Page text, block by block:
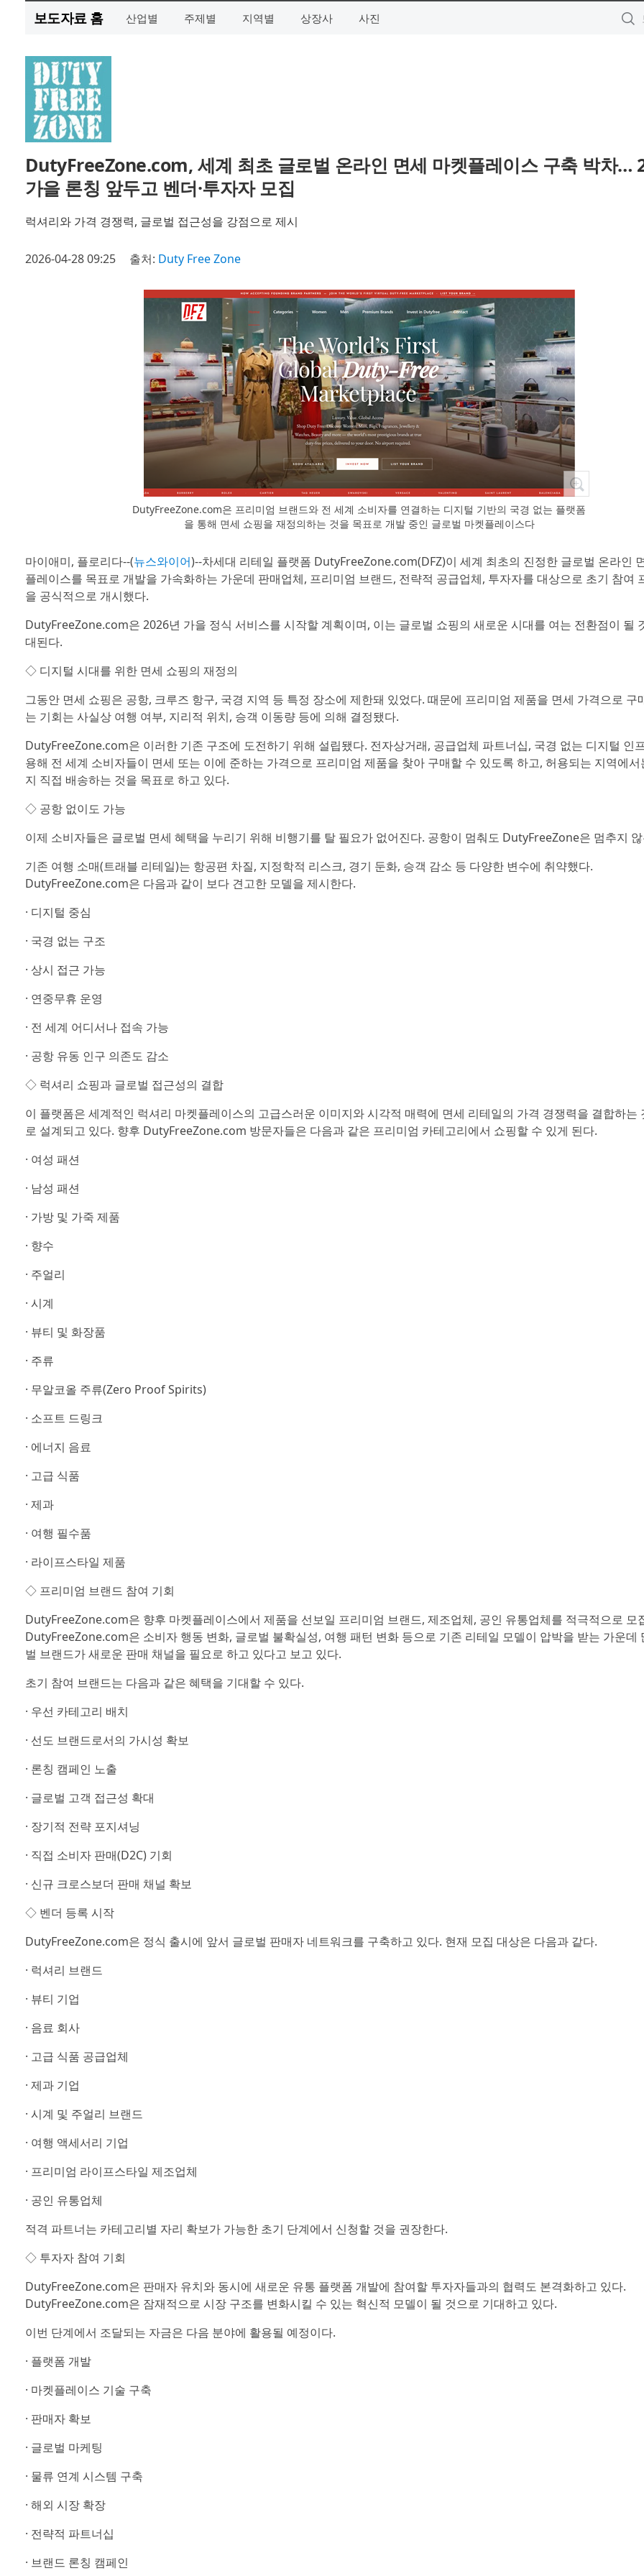
보도자료 홈 산업별 주제별 지역별 상장사 사진
DutyFreeZone.com, 세계 최초 글로벌 온라인 면세 마켓플레이스 구축 박차…
가을 론칭 앞두고 벤더·투자자 모집
럭셔리와 가격 경쟁력, 글로벌 접근성을 강점으로 제시
2026-04-28 09:25 출처: Duty Free Zone
DutyFreeZone.com은 프리미엄 브랜드와 전 세계 소비자를 연결하는 디지털 기반의 국경 없는 플랫폼
을 통해 면세 쇼핑을 재정의하는 것을 목표로 개발 중인 글로벌 마켓플레이스다
마이애미, 플로리다--(뉴스와이어)--차세대 리테일 플랫폼 DutyFreeZone.com(DFZ)이 세계 최초의 진정한 글로벌 온라인
플레이스를 목표로 개발을 가속화하는 가운데 판매업체, 프리미엄 브랜드, 전략적 공급업체, 투자자를 대상으로 초기 참여
을 공식적으로 개시했다.
DutyFreeZone.com은 2026년 가을 정식 서비스를 시작할 계획이며, 이는 글로벌 쇼핑의 새로운 시대를 여는 전환점이 될
대된다.
◇ 디지털 시대를 위한 면세 쇼핑의 재정의
그동안 면세 쇼핑은 공항, 크루즈 항구, 국경 지역 등 특정 장소에 제한돼 있었다. 때문에 프리미엄 제품을 면세 가격으로 구
는 기회는 사실상 여행 여부, 지리적 위치, 승객 이동량 등에 의해 결정됐다.
DutyFreeZone.com은 이러한 기존 구조에 도전하기 위해 설립됐다. 전자상거래, 공급업체 파트너십, 국경 없는 디지털 인
용해 전 세계 소비자들이 면세 또는 이에 준하는 가격으로 프리미엄 제품을 찾아 구매할 수 있도록 하고, 허용되는 지역에서
지 직접 배송하는 것을 목표로 하고 있다.
◇ 공항 없이도 가능
이제 소비자들은 글로벌 면세 혜택을 누리기 위해 비행기를 탈 필요가 없어진다. 공항이 멈춰도 DutyFreeZone은 멈추지
기존 여행 소매(트래블 리테일)는 항공편 차질, 지정학적 리스크, 경기 둔화, 승객 감소 등 다양한 변수에 취약했다.
DutyFreeZone.com은 다음과 같이 보다 견고한 모델을 제시한다.
· 디지털 중심
· 국경 없는 구조
· 상시 접근 가능
· 연중무휴 운영
· 전 세계 어디서나 접속 가능
· 공항 유동 인구 의존도 감소
◇ 럭셔리 쇼핑과 글로벌 접근성의 결합
이 플랫폼은 세계적인 럭셔리 마켓플레이스의 고급스러운 이미지와 시각적 매력에 면세 리테일의 가격 경쟁력을 결합하는
로 설계되고 있다. 향후 DutyFreeZone.com 방문자들은 다음과 같은 프리미엄 카테고리에서 쇼핑할 수 있게 된다.
· 여성 패션
· 남성 패션
· 가방 및 가죽 제품
· 향수
· 주얼리
· 시계
· 뷰티 및 화장품
· 주류
· 무알코올 주류(Zero Proof Spirits)
· 소프트 드링크
· 에너지 음료
· 고급 식품
· 제과
· 여행 필수품
· 라이프스타일 제품
◇ 프리미엄 브랜드 참여 기회
DutyFreeZone.com은 향후 마켓플레이스에서 제품을 선보일 프리미엄 브랜드, 제조업체, 공인 유통업체를 적극적으로 모
DutyFreeZone.com은 소비자 행동 변화, 글로벌 불확실성, 여행 패턴 변화 등으로 기존 리테일 모델이 압박을 받는 가운데
벌 브랜드가 새로운 판매 채널을 필요로 하고 있다고 보고 있다.
초기 참여 브랜드는 다음과 같은 혜택을 기대할 수 있다.
· 우선 카테고리 배치
· 선도 브랜드로서의 가시성 확보
· 론칭 캠페인 노출
· 글로벌 고객 접근성 확대
· 장기적 전략 포지셔닝
· 직접 소비자 판매(D2C) 기회
· 신규 크로스보더 판매 채널 확보
◇ 벤더 등록 시작
DutyFreeZone.com은 정식 출시에 앞서 글로벌 판매자 네트워크를 구축하고 있다. 현재 모집 대상은 다음과 같다.
· 럭셔리 브랜드
· 뷰티 기업
· 음료 회사
· 고급 식품 공급업체
· 제과 기업
· 시계 및 주얼리 브랜드
· 여행 액세서리 기업
· 프리미엄 라이프스타일 제조업체
· 공인 유통업체
적격 파트너는 카테고리별 자리 확보가 가능한 초기 단계에서 신청할 것을 권장한다.
◇ 투자자 참여 기회
DutyFreeZone.com은 판매자 유치와 동시에 새로운 유통 플랫폼 개발에 참여할 투자자들과의 협력도 본격화하고 있다.
DutyFreeZone.com은 잠재적으로 시장 구조를 변화시킬 수 있는 혁신적 모델이 될 것으로 기대하고 있다.
이번 단계에서 조달되는 자금은 다음 분야에 활용될 예정이다.
· 플랫폼 개발
· 마켓플레이스 기술 구축
· 판매자 확보
· 글로벌 마케팅
· 물류 연계 시스템 구축
· 해외 시장 확장
· 전략적 파트너십
· 브랜드 론칭 캠페인